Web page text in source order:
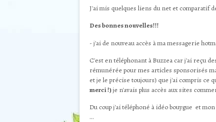
J'ai mis quelques liens du net et comparatif
Des bonnes nouvelles!!!
- j'ai de nouveau accès à ma messagerie
C'est en téléphonant à Buzzea car j'ai reçu
rémunérée pour mes articles sponsorisés
et je le précise toujours) que j'ai compris ce
merci !)je n'avais plus accès aux sites
Du coup j'ai téléphoné à idéo bouygue et
...